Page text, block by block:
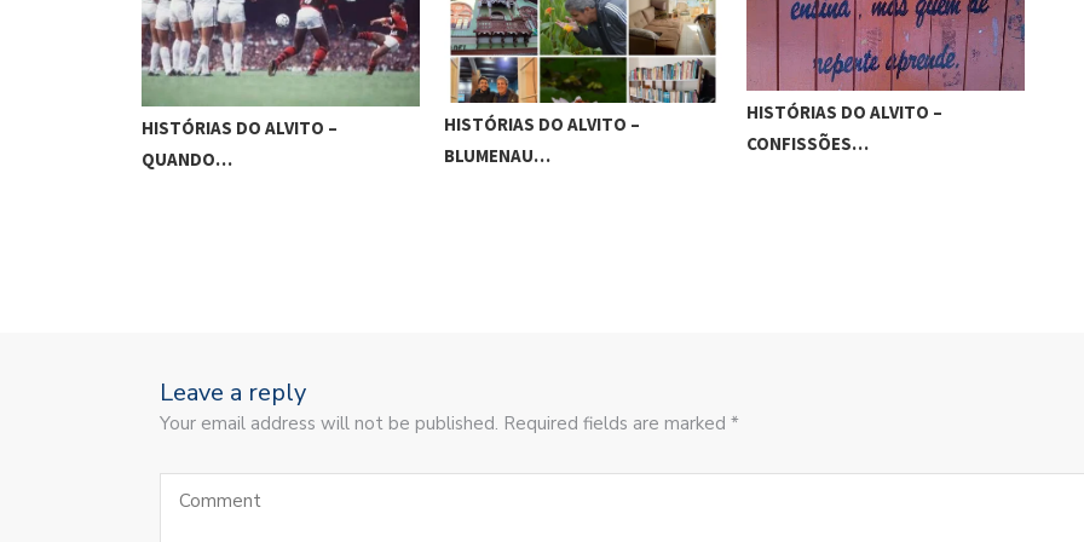
HISTÓRIAS DO ALVITO –
BLUMENAU…
HISTÓRIAS DO ALVITO –
SAUDADES DA CAIXA
REGISTRADORA
Leave a reply
Your email address will not be published. Required fields are marked *